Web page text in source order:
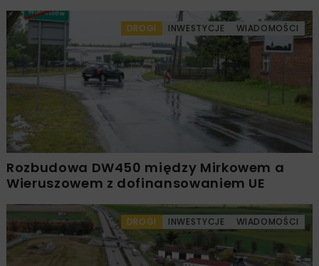
DROGI INWESTYCJE WIADOMOŚCI
Rozbudowa DW450 między Mirkowem a
Wieruszowem z dofinansowaniem UE
DROGI INWESTYCJE WIADOMOŚCI